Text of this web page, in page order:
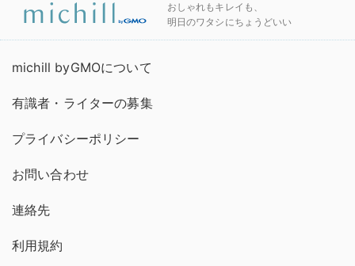
おしゃれもキレイも、
明日のワタシにちょうどいい
michill byGMOについて
有識者・ライターの募集
プライバシーポリシー
お問い合わせ
連絡先
利用規約